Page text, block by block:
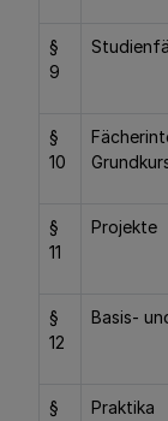
§
9
§
10
§
11
Projekte
§
12
Basis-
§
Praktika